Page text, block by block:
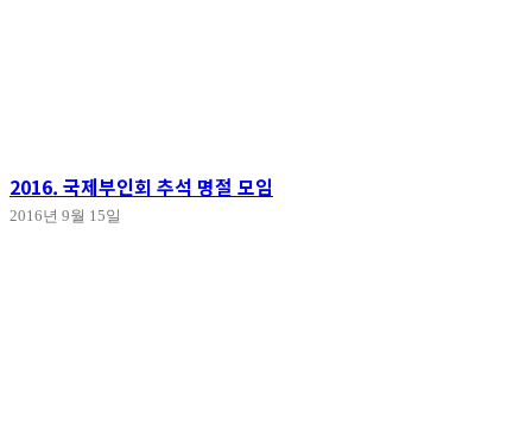
2016. 국제부인회 추석 명절 모임
2016년 9월 15일